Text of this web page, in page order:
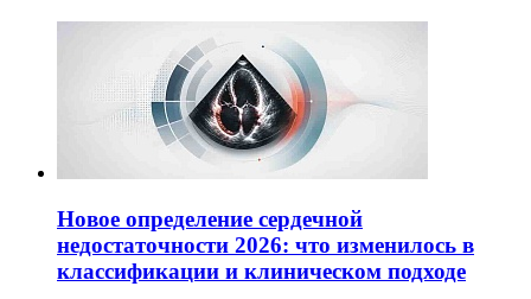
Новое определение сердечной
недостаточности 2026: что изменилось в
классификации и клиническом подходе